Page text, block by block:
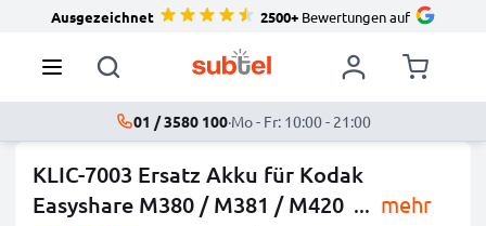
Ausgezeichnet 2500+Bewertungen auf
01 / 3580 100·Mo - Fr: 10:00 - 21:00
KLIC-7003 Ersatz Akku für Kodak
Easyshare M380 / M381 / M420 ... mehr